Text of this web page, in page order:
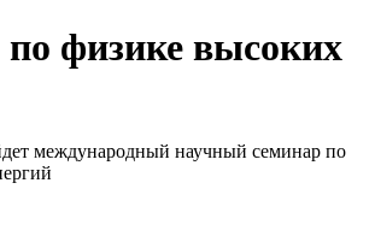
физике высоких
международный научный семинар по